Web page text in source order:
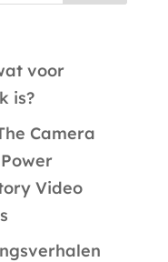
voor
is?
Camera
Video